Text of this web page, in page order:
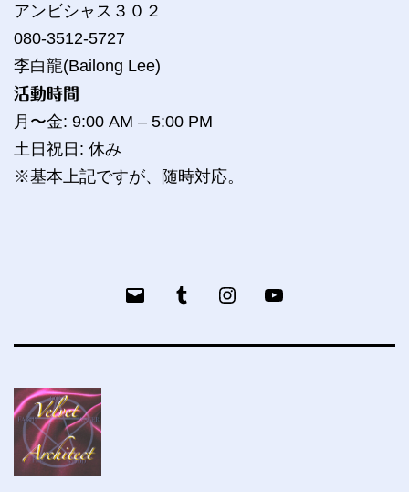
アンビシャス３０２
080-3512-5727
李白龍(Bailong Lee)
活動時間
月〜金: 9:00 AM – 5:00 PM
土日祝日: 休み
※基本上記ですが、随時対応。
Tumblr bailog